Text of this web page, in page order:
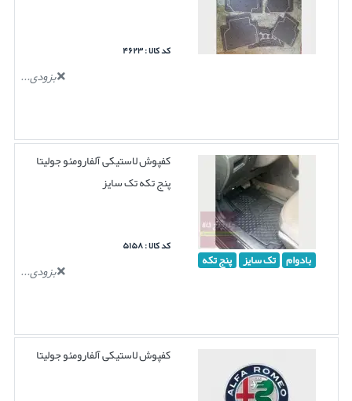
کد کالا : ۴۶۲۳
بزودی...
بادوام تک سایز پنج تکه
کفپوش لاستیکی آلفارومئو جولیتا
پنج تکه تک سایز
کد کالا : ۵۱۵۸
بزودی...
کفپوش لاستیکی آلفارومئو جولیتا